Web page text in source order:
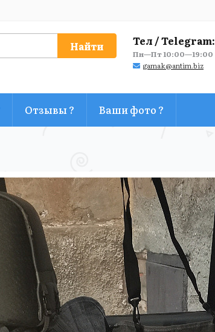
Тел / Telegram:
Пн—Пт 10:00—19:00
gamak@antim.biz
Найти
Отзывы ? Ваши фото ?